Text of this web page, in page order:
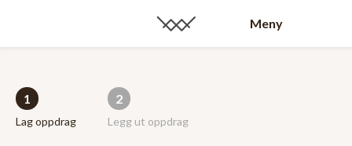
Meny
1
Lag oppdrag
2
Legg ut oppdrag